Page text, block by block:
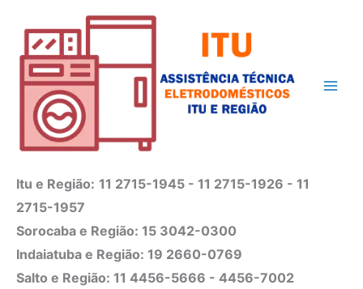
conteúdo
Itu e Região: 11 2715-1945 - 11 2715-1926 - 11
2715-1957
Sorocaba e Região: 15 3042-0300
Indaiatuba e Região: 19 2660-0769
Salto e Região: 11 4456-5666 - 4456-7002